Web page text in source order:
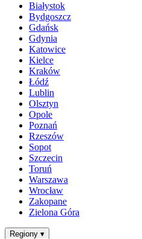
Białystok
Bydgoszcz
Gdańsk
Gdynia
Katowice
Kielce
Kraków
Łódź
Lublin
Olsztyn
Opole
Poznań
Rzeszów
Sopot
Szczecin
Toruń
Warszawa
Wrocław
Zakopane
Zielona Góra
Regiony ▾